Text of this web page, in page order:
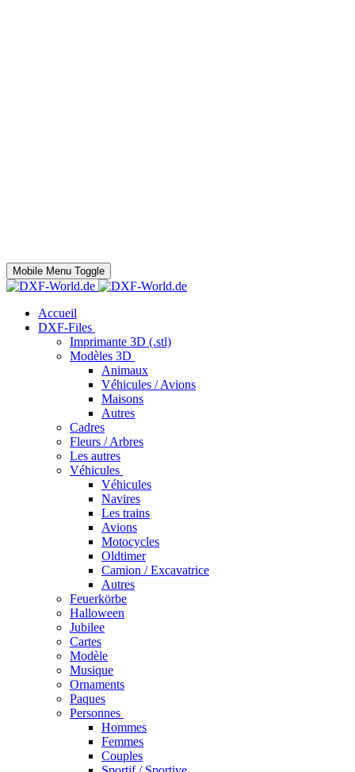
Mobile Menu Toggle
Accueil
DXF-Files
Imprimante 3D (.stl)
Modèles 3D
Animaux
Véhicules / Avions
Maisons
Autres
Cadres
Fleurs / Arbres
Les autres
Véhicules
Véhicules
Navires
Les trains
Avions
Motocycles
Oldtimer
Camion / Excavatrice
Autres
Feuerkörbe
Halloween
Jubilee
Cartes
Modèle
Musique
Ornaments
Paques
Personnes
Hommes
Femmes
Couples